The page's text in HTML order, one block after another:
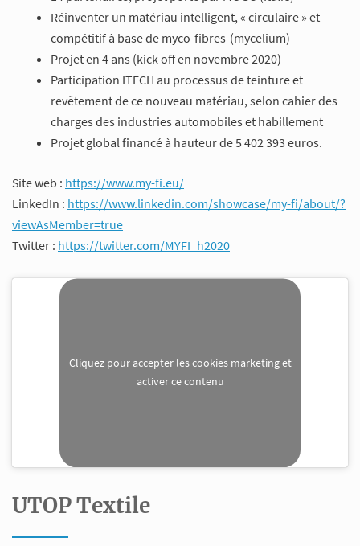
Réinventer un matériau intelligent, « circulaire » et
compétitif à base de myco-fibres-(mycelium)
Projet en 4 ans (kick off en novembre 2020)
Participation ITECH au processus de teinture et
revêtement de ce nouveau matériau, selon cahier des
charges des industries automobiles et habillement
Projet global financé à hauteur de 5 402 393 euros.
Site web : https://www.my-fi.eu/
LinkedIn : https://www.linkedin.com/showcase/my-fi/about/?
viewAsMember=true
Twitter : https://twitter.com/MYFI_h2020
Cliquez pour accepter les cookies marketing et
activer ce contenu
UTOP Textile